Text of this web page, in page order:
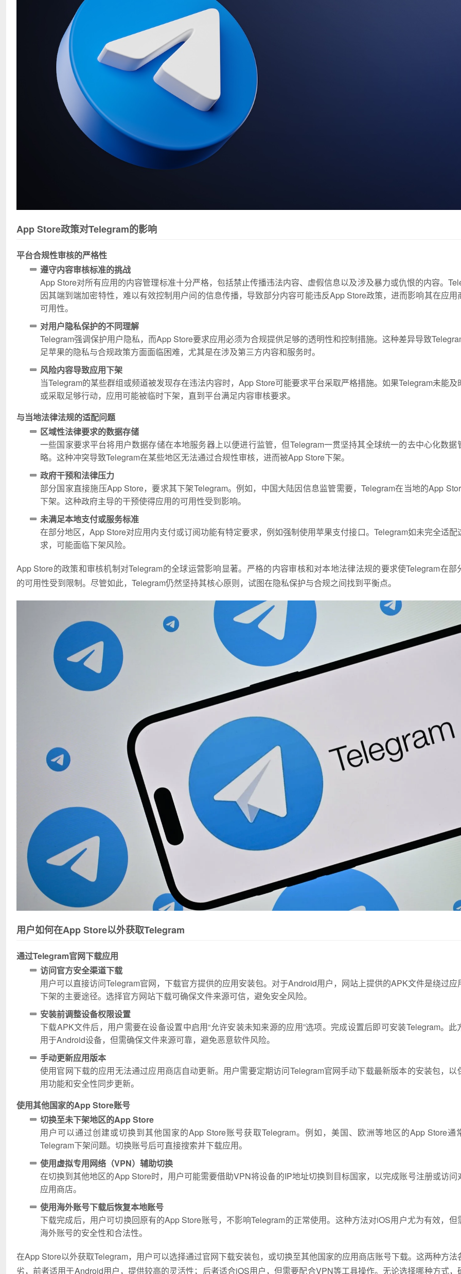
App Store政策对Telegram的影响
平台合规性审核的严格性
遵守内容审核标准的挑战
App Store对所有应用的内容管理标准十分严格，包括禁止传播违法内容、虚假信息以及涉及暴力或仇恨的内容。
因其端到端加密特性，难以有效控制用户间的信息传播，导致部分内容可能违反App Store政策，进而影响其在应用
可用性。
对用户隐私保护的不同理解
Telegram强调保护用户隐私，而App Store要求应用必须为合规提供足够的透明性和控制措施。这种差异导致
足苹果的隐私与合规政策方面面临困难，尤其是在涉及第三方内容和服务时。
风险内容导致应用下架
当Telegram的某些群组或频道被发现存在违法内容时，App Store可能要求平台采取严格措施。如果Telegram未能及
或采取足够行动，应用可能被临时下架，直到平台满足内容审核要求。
与当地法律法规的适配问题
区域性法律要求的数据存储
一些国家要求平台将用户数据存储在本地服务器上以便进行监管，但Telegram一贯坚持其全球统一的去中心化数据
略。这种冲突导致Telegram在某些地区无法通过合规性审核，进而被App Store下架。
政府干预和法律压力
部分国家直接施压App Store，要求其下架Telegram。例如，中国大陆因信息监管需要，Telegram在当地的App
下架。这种政府主导的干预使得应用的可用性受到影响。
未满足本地支付或服务标准
在部分地区，App Store对应用内支付或订阅功能有特定要求，例如强制使用苹果支付接口。Telegram如未完全适配
求，可能面临下架风险。
App Store的政策和审核机制对Telegram的全球运营影响显著。严格的内容审核和对本地法律法规的要求使Telegram在部
的可用性受到限制。尽管如此，Telegram仍然坚持其核心原则，试图在隐私保护与合规之间找到平衡点。
用户如何在App Store以外获取Telegram
通过Telegram官网下载应用
访问官方安全渠道下载
用户可以直接访问Telegram官网，下载官方提供的应用安装包。对于Android用户，网站上提供的APK文件是绕过应
下架的主要途径。选择官方网站下载可确保文件来源可信，避免安全风险。
安装前调整设备权限设置
下载APK文件后，用户需要在设备设置中启用“允许安装未知来源的应用”选项。完成设置后即可安装Telegram。此
用于Android设备，但需确保文件来源可靠，避免恶意软件风险。
手动更新应用版本
使用官网下载的应用无法通过应用商店自动更新。用户需要定期访问Telegram官网手动下载最新版本的安装包，以
用功能和安全性同步更新。
使用其他国家的App Store账号
切换至未下架地区的App Store
用户可以通过创建或切换到其他国家的App Store账号获取Telegram。例如，美国、欧洲等地区的App Store通
Telegram下架问题。切换账号后可直接搜索并下载应用。
使用虚拟专用网络（VPN）辅助切换
在切换到其他地区的App Store时，用户可能需要借助VPN将设备的IP地址切换到目标国家，以完成账号注册或访问
应用商店。
使用海外账号下载后恢复本地账号
下载完成后，用户可切换回原有的App Store账号，不影响Telegram的正常使用。这种方法对iOS用户尤为有效，但
海外账号的安全性和合法性。
在App Store以外获取Telegram，用户可以选择通过官网下载安装包，或切换至其他国家的应用商店账号下载。这两种方法
劣，前者适用于Android用户，提供较高的灵活性；后者适合iOS用户，但需要配合VPN等工具操作。无论选择哪种方式，